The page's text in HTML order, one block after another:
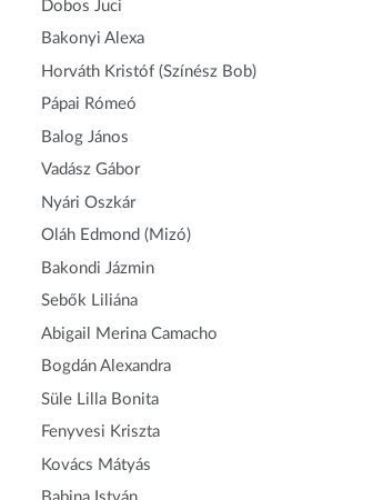
Dobos Juci
Bakonyi Alexa
Horváth Kristóf (Színész Bob)
Pápai Rómeó
Balog János
Vadász Gábor
Nyári Oszkár
Oláh Edmond (Mizó)
Bakondi Jázmin
Sebők Liliána
Abigail Merina Camacho
Bogdán Alexandra
Süle Lilla Bonita
Fenyvesi Kriszta
Kovács Mátyás